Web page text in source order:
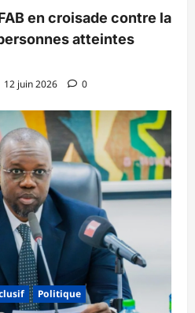
en croisade contre la
atteintes
12 juin 2026 0
Politique